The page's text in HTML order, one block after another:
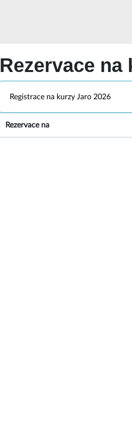
Rezervace na
Registrace na kurzy Jaro 2026
Rezervace na